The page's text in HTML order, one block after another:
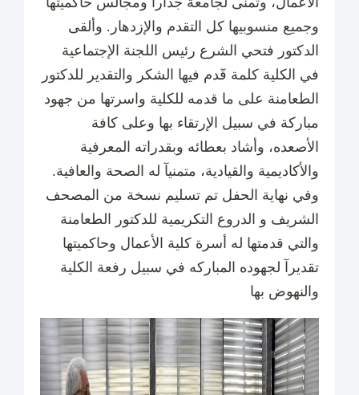
وجميع منسوبيها كل التقدم والإزدهار. وألقى
الدكتور فتحي الشرع رئيس اللجنة الإجتماعية
في الكلية كلمة قٓدم فيها الشكر والتقدير للدكتور
الطعامنة على ما قدمه للكلية واسرتها من جهود
مباركة في سبيل الإرتقاء بها وعلى كافة
الأصعده، وأشاد بعطائه وبقدراته المعرفية
والأكاديمية والقيادية، متمنيآ له الصحة والعافية.
وفي نهاية الحفل تم تسليم نسخة من المصحف
الشريف و الدروع التكريمية للدكتور الطعامنة
والتي قدمتها له أسرة كلية الأعمال وحاكميتها
تقديرآ لجهوده المباركه في سبيل رفعة الكلية
والنهوض بها